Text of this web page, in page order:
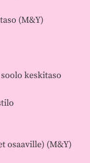
(M&Y)
soolo keskitaso
osaaville) (M&Y)